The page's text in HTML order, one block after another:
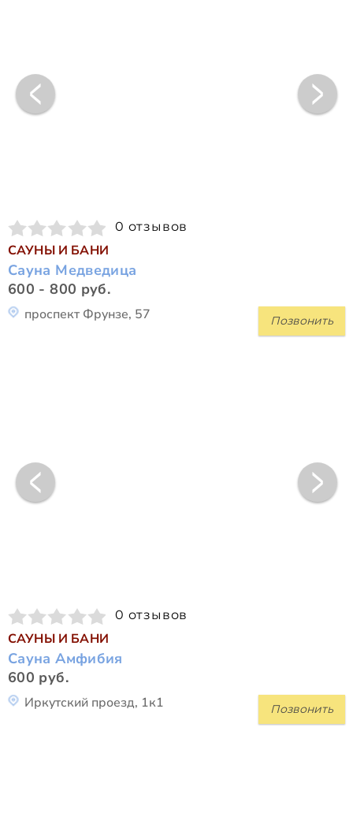
0 отзывов
САУНЫ И БАНИ
Сауна Медведица
600 - 800 руб.
Позвонить
проспект Фрунзе, 57
0 отзывов
САУНЫ И БАНИ
Сауна Амфибия
600 руб.
Позвонить
Иркутский проезд, 1к1